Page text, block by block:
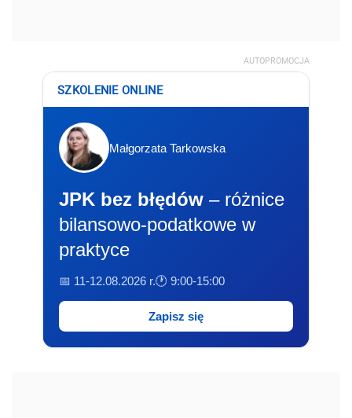
AUTOPROMOCJA
SZKOLENIE ONLINE
Małgorzata Tarkowska
JPK bez błędów – różnice
bilansowo-podatkowe w
praktyce
📅 11-12.08.2026 r.🕐 9:00-15:00
Zapisz się